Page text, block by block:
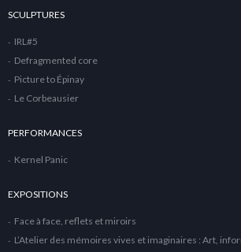
SCULPTURES
IRL#5
Defragmented core
Picture to Épinay
Le Corbeausier
PERFORMANCES
Kernel Panic
EXPOSITIONS
Face à face, reflets et miroirs
L’Atelier des mémoires vives et imaginaires : Art,